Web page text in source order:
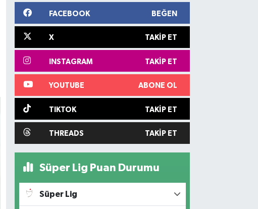
FACEBOOK BEĞEN
X TAKIP ET
INSTAGRAM TAKIP ET
YOUTUBE ABONE OL
TIKTOK TAKIP ET
THREADS TAKIP ET
Süper Lig Puan Durumu
Süper Lig